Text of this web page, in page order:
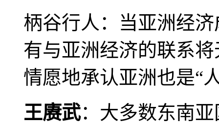
柄谷行人：当亚洲经
有与亚洲经济的联系
情愿地承认亚洲也是“
王赓武：大多数东南